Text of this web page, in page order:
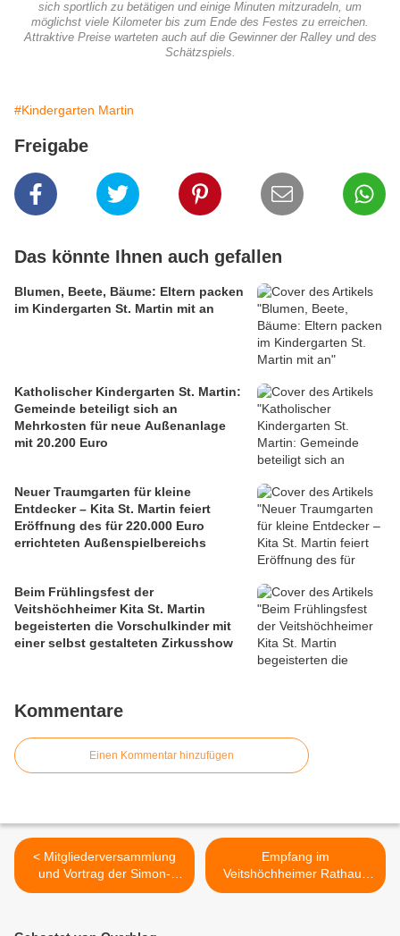
sich sportlich zu betätigen und einige Minuten mitzuradeln, um
möglichst viele Kilometer bis zum Ende des Festes zu erreichen.
Attraktive Preise warteten auch auf die Gewinner der Ralley und des
Schätzspiels.
#Kindergarten Martin
Freigabe
Das könnte Ihnen auch gefallen
Blumen, Beete, Bäume: Eltern packen
im Kindergarten St. Martin mit an
Katholischer Kindergarten St. Martin:
Gemeinde beteiligt sich an
Mehrkosten für neue Außenanlage
mit 20.200 Euro
Neuer Traumgarten für kleine
Entdecker – Kita St. Martin feiert
Eröffnung des für 220.000 Euro
errichteten Außenspielbereichs
Beim Frühlingsfest der
Veitshöchheimer Kita St. Martin
begeisterten die Vorschulkinder mit
einer selbst gestalteten Zirkusshow
Kommentare
Einen Kommentar hinzufügen
< Mitgliederversammlung
und Vortrag der Simon-
Höchheimer-Gesellschaft
Empfang im
Veitshöchheimer Rathaus
zum Beginn des 64.